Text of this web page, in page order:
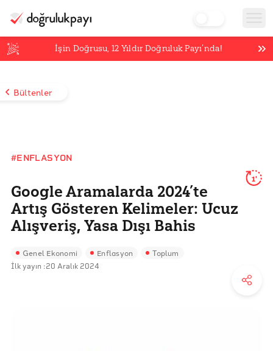
İşin Doğrusu,12 Yıldır Doğruluk Payı’nda!
Bültenler
#ENFLASYON
Google Aramalarda 2024’te
Artış Gösteren Kelimeler: Ucuz
Alışveriş, Yasa Dışı Bahis
1'
Genel Ekonomi Enflasyon Toplum
İlk yayın :20 Aralık 2024